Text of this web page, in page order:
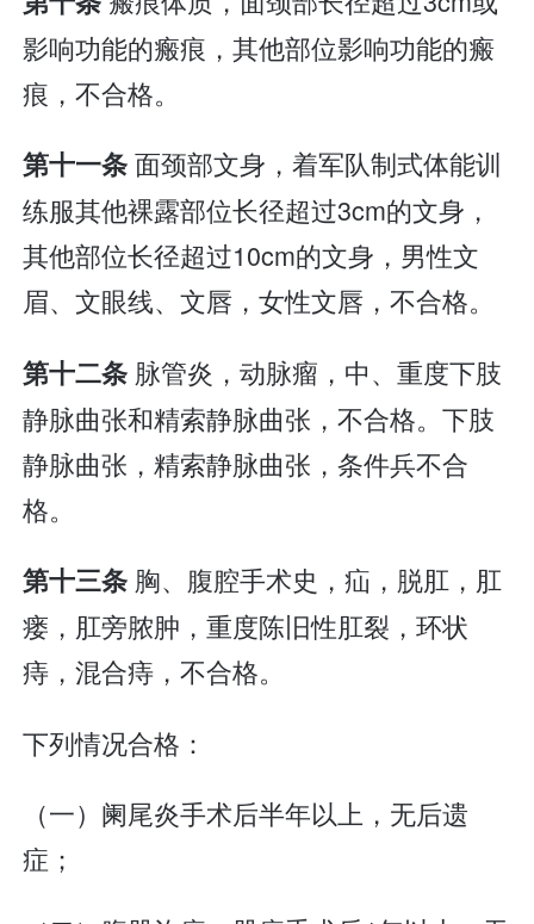
影响功能的瘢痕，其他部位影响功能的瘢
痕，不合格。
第十一条面颈部文身，着军队制式体能训
练服其他裸露部位长径超过3cm的文身，
其他部位长径超过10cm的文身，男性文
眉、文眼线、文唇，女性文唇，不合格。
第十二条 脉管炎，动脉瘤，中、重度下肢
静脉曲张和精索静脉曲张，不合格。下肢
静脉曲张，精索静脉曲张，条件兵不合
格。
第十三条 胸、腹腔手术史，疝，脱肛，肛
瘘，肛旁脓肿，重度陈旧性肛裂，环状
痔，混合痔，不合格。
下列情况合格：
（一）阑尾炎手术后半年以上，无后遗
症；